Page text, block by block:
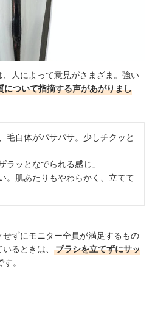
人によって意見がさまざま。強い
について指摘する声があがりまし
毛自体がパサパサ。少しチクッと
ラッとなでられる感じ」
。肌あたりもやわらかく、立てて
ずにモニター全員が満足するもの
るときは、
ブラシを立てずにサッ
す。